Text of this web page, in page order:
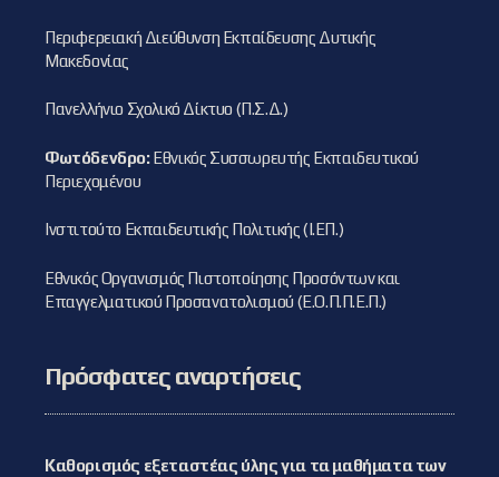
Περιφερειακή Διεύθυνση Εκπαίδευσης Δυτικής
Μακεδονίας
Πανελλήνιο Σχολικό Δίκτυο (Π.Σ.Δ.)
Φωτόδενδρο:Εθνικός Συσσωρευτής Εκπαιδευτικού
Περιεχομένου
Ινστιτούτο Εκπαιδευτικής Πολιτικής (Ι.ΕΠ.)
Εθνικός Οργανισμός Πιστοποίησης Προσόντων και
Επαγγελματικού Προσανατολισμού (Ε.Ο.Π.Π.Ε.Π.)
Πρόσφατες αναρτήσεις
Καθορισμός εξεταστέας ύλης για τα μαθήματα των